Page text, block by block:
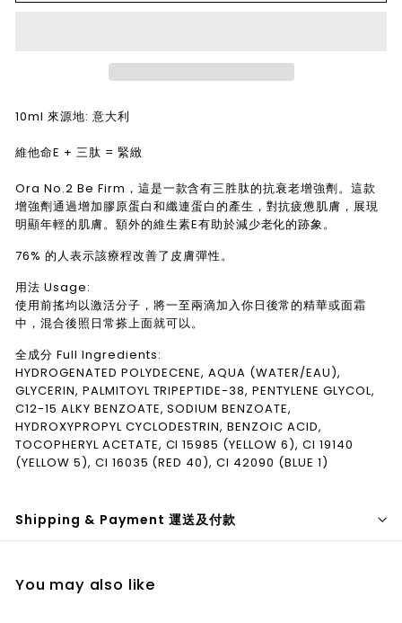
10ml 來源地: 意大利
維他命E + 三肽 = 緊緻
Ora No.2 Be Firm，這是一款含有三胜肽的抗衰老增強劑。這款
增強劑通過增加膠原蛋白和纖連蛋白的產生，對抗疲憊肌膚，展現
明顯年輕的肌膚。額外的維生素E有助於減少老化的跡象。
76% 的人表示該療程改善了皮膚彈性。
用法 Usage:
使用前搖均以激活分子，將一至兩滴加入你日後常的精華或面霜
中，混合後照日常搽上面就可以。
全成分 Full Ingredients:
HYDROGENATED POLYDECENE, AQUA (WATER/EAU),
GLYCERIN, PALMITOYL TRIPEPTIDE-38, PENTYLENE GLYCOL,
C12-15 ALKY BENZOATE, SODIUM BENZOATE,
HYDROXYPROPYL CYCLODESTRIN, BENZOIC ACID,
TOCOPHERYL ACETATE, CI 15985 (YELLOW 6), CI 19140
(YELLOW 5), CI 16035 (RED 40), CI 42090 (BLUE 1)
Shipping & Payment 運送及付款
You may also like